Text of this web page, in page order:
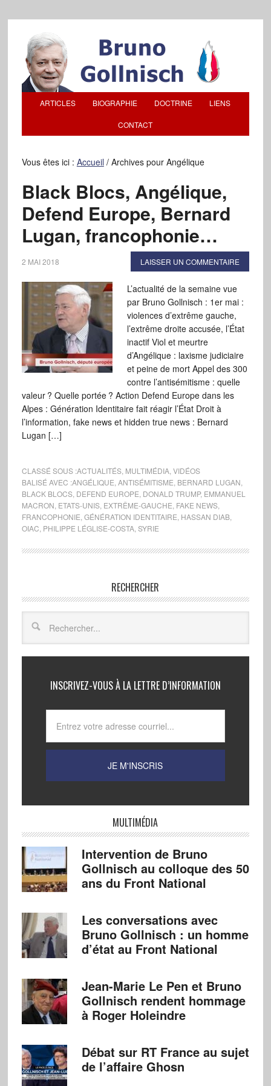
ARTICLES BIOGRAPHIE DOCTRINE LIENS
CONTACT
Vous êtes ici : Accueil /Archives pour Angélique
Black Blocs, Angélique,
Defend Europe, Bernard
Lugan, francophonie…
2 MAI 2018 LAISSER UN COMMENTAIRE
L’actualité de la semaine vue
par Bruno Gollnisch : 1er mai :
violences d’extrême gauche,
l’extrême droite accusée, l’État
inactif Viol et meurtre
d’Angélique : laxisme judiciaire
et peine de mort Appel des 300
contre l’antisémitisme : quelle
valeur ? Quelle portée ? Action Defend Europe dans les
Alpes : Génération Identitaire fait réagir l’État Droit à
l’information, fake news et hidden true news : Bernard
Lugan […]
CLASSÉ SOUS :ACTUALITÉS, MULTIMÉDIA, VIDÉOS
BALISÉ AVEC :ANGÉLIQUE ANTISÉMITISME BERNARD LUGAN
BLACK BLOCS, DEFEND EUROPE DONALD TRUMP, EMMANUEL
MACRON ETATS-UNIS, EXTRÊME-GAUCHE FAKE NEWS,
FRANCOPHONIE GÉNÉRATION IDENTITAIRE HASSAN DIAB,
OIAC PHILIPPE LÉGLISE-COSTA, SYRIE
RECHERCHER
INSCRIVEZ-VOUS À LA LETTRE D’INFORMATION
MULTIMÉDIA
Intervention de Bruno
Gollnisch au colloque des 50
ans du Front National
Les conversations avec
Bruno Gollnisch : un homme
d’état au Front National
Jean-Marie Le Pen et Bruno
Gollnisch rendent hommage
à Roger Holeindre
Débat sur RT France au sujet
de l’affaire Ghosn